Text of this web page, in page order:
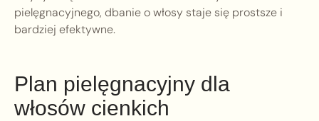
pielęgnacyjnego, dbanie o włosy staje się prostsze i
bardziej efektywne.
Plan pielęgnacyjny dla
włosów cienkich